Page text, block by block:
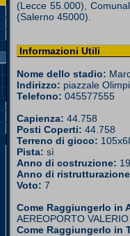
(Lecce 55.000),
(Salerno 45000).
Informazioni Utili
Nome dello stadio:
Indirizzo: piazzale
Telefono: 045577555
Capienza: 44.758
Posti Coperti: 44.758
Terreno di gioco:
Pista: sì
Anno di costruzione:
Anno di
Voto: 7
Come Raggiungerlo in
AEREOPORTO
Come Raggiungerlo in